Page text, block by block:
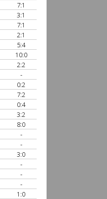
7:1
3:1
7:1
2:1
5:4
10:0
2:2
-
0:2
7:2
0:4
3:2
8:0
-
-
3:0
-
-
-
1:0